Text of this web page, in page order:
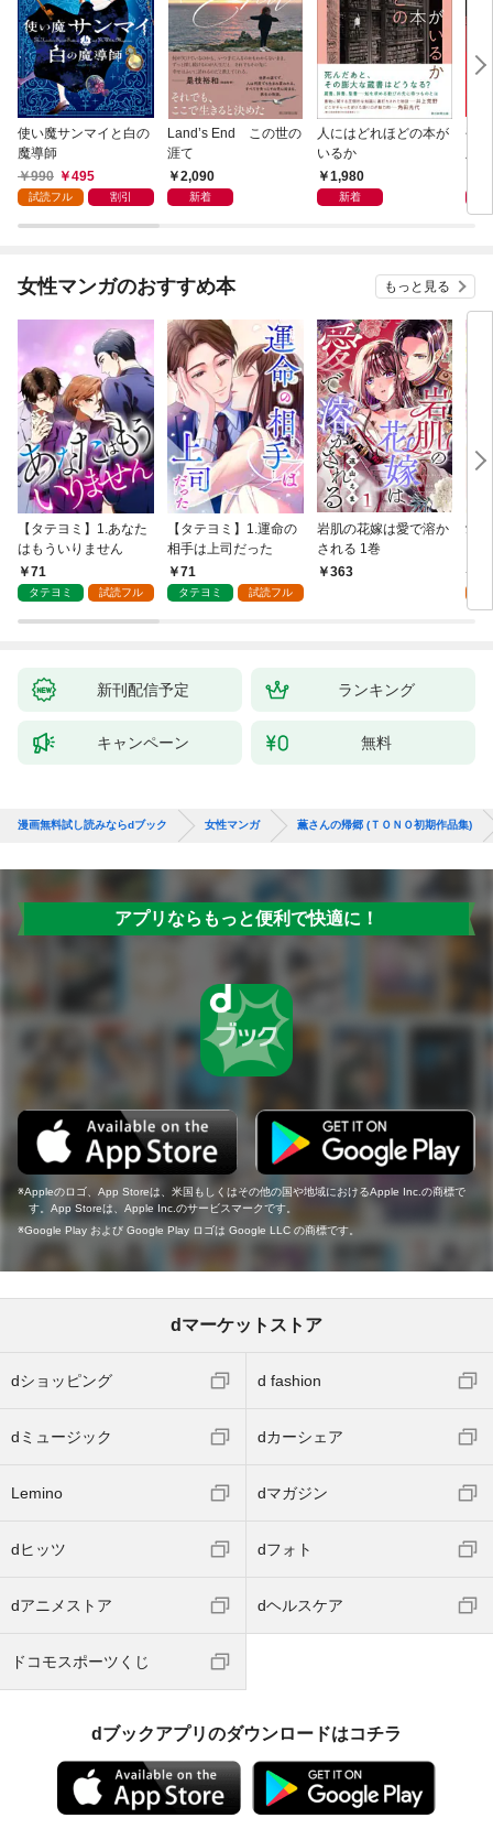
使い魔サンマイと白の
魔導師
990
495
試読フル 割引
Land’s End この世の
涯て
2,090
新着
人にはどれほどの本が
いるか
1,980
新着
平
版
女性マンガのおすすめ本 もっと見る
【タテヨミ】1.あなた
はもういりません
71
タテヨミ 試読フル
【タテヨミ】1.運命の
相手は上司だった
71
タテヨミ 試読フル
岩肌の花嫁は愛で溶か
される 1巻
363
愛
新刊配信予定 ランキング
キャンペーン 無料
漫画無料試し読みならdブック 女性マンガ 薫さんの帰郷 (ＴＯＮＯ初期作品集)
アプリならもっと便利で快適に！
Appleのロゴ、App Storeは、米国もしくはその他の国や地域におけるApple Inc.の商標で
す。App Storeは、Apple Inc.のサービスマークです。
Google Play および Google Play ロゴは Google LLC の商標です。
dマーケットストア
dショッピング d fashion
dミュージック dカーシェア
Lemino dマガジン
dヒッツ dフォト
dアニメストア dヘルスケア
ドコモスポーツくじ
dブックアプリのダウンロードはコチラ